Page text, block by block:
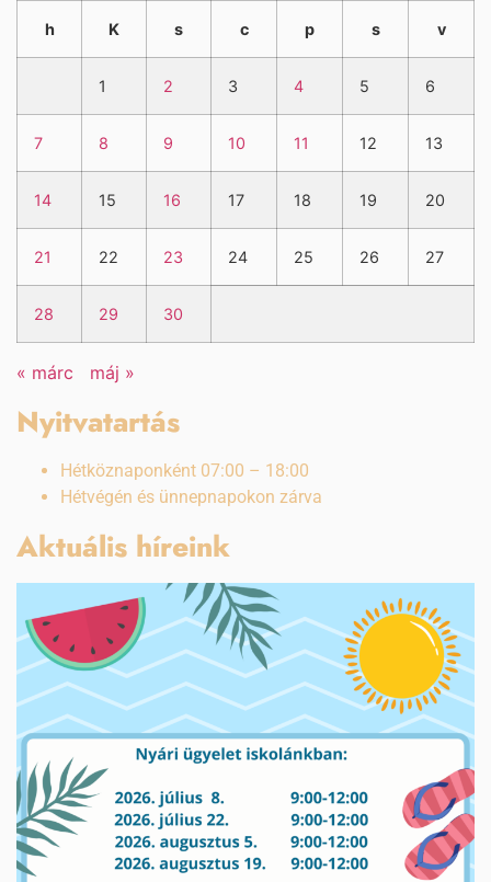
h K s c p s v
1 2 3 4 5 6
7 8 9 10 11 12 13
14 15 16 17 18 19 20
21 22 23 24 25 26 27
28 29 30
« márc máj »
Nyitvatartás
Hétköznaponként 07:00 – 18:00
Hétvégén és ünnepnapokon zárva
Aktuális híreink